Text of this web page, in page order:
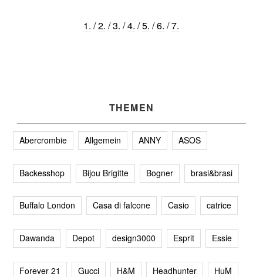
1. /2. /3. /4. /5. /6. /7.
THEMEN
Abercrombie Allgemein ANNY ASOS
Backesshop Bijou Brigitte Bogner brasi&brasi
Buffalo London Casa di falcone Casio catrice
Dawanda Depot design3000 Esprit Essie
Forever 21 Gucci H&M Headhunter HuM